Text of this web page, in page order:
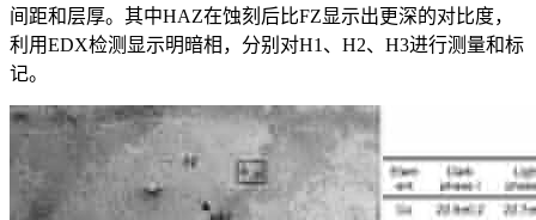
间距和层厚。其中HAZ在蚀刻后比FZ显示出更深的对比度，
利用EDX检测显示明暗相，分别对H1、H2、H3进行测量和标
记。